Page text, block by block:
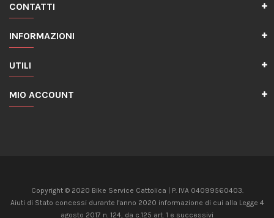
CONTATTI
INFORMAZIONI
UTILI
MIO ACCOUNT
Copyright © 2020 Bike Service Cattolica | P. IVA 04099560403.
Aiuti di Stato concessi durante l'anno 2020 informazione di cui alla Legge 4
agosto 2017 n. 124, da c.125 art. 1 e successivi